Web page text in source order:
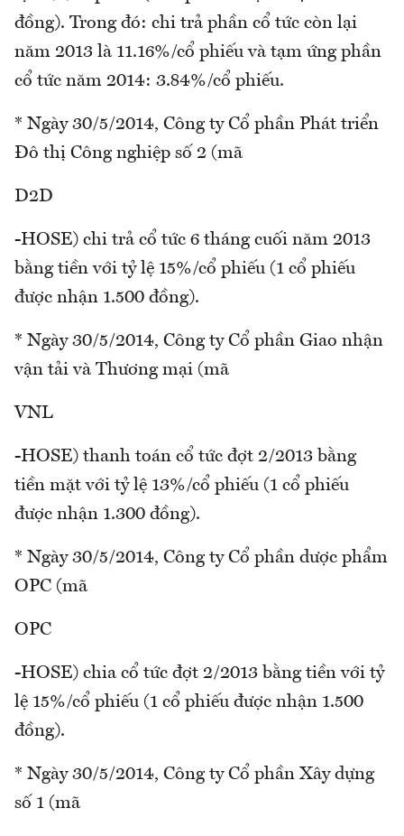
đồng). Trong đó: chi trả phần cổ tức còn lại
năm 2013 là 11.16%/cổ phiếu và tạm ứng phần
cổ tức năm 2014: 3.84%/cổ phiếu.
* Ngày 30/5/2014, Công ty Cổ phần Phát triển
Đô thị Công nghiệp số 2 (mã
D2D
-HOSE) chi trả cổ tức 6 tháng cuối năm 2013
bằng tiền với tỷ lệ 15%/cổ phiếu (1 cổ phiếu
được nhận 1.500 đồng).
* Ngày 30/5/2014, Công ty Cổ phần Giao nhận
vận tải và Thương mại (mã
VNL
-HOSE) thanh toán cổ tức đợt 2/2013 bằng
tiền mặt với tỷ lệ 13%/cổ phiếu (1 cổ phiếu
được nhận 1.300 đồng).
* Ngày 30/5/2014, Công ty Cổ phần dược phẩm
OPC (mã
OPC
-HOSE) chia cổ tức đợt 2/2013 bằng tiền với tỷ
lệ 15%/cổ phiếu (1 cổ phiếu được nhận 1.500
đồng).
* Ngày 30/5/2014, Công ty Cổ phần Xây dựng
số 1 (mã